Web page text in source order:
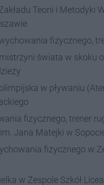
Teorii i Metodyki
fizycznego,
świata w skoku
w pływaniu
fizycznego, trener
Jana Matejki w
fizycznego w
w Zespole Szkół